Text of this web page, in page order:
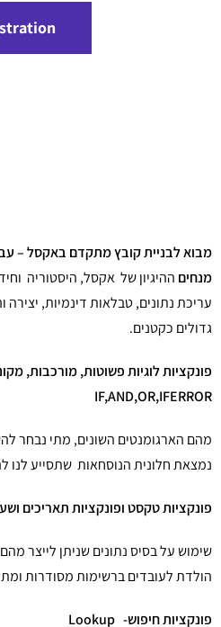
מבוא לבניית קובץ מתקדם באקסל –
מנחים ההיגיון של אקסל, היסטוריה
עריכת נתונים, טבלאות דינמיות, יצירה
גדולים כקטנים.
פונקציות לוגיות פשוטות, מורכבות,
IF,AND,OR,IFERROR
מהם הארגומנטים השונים, מתי נבחר
נמצאת חלונית הנוסחאות שתסייע לנו
פונקציות טקסט ופונקציות תאריכים
שימוש על בסיס נתונים שניתן לייצר
הולדת לעובדים ברשימות מסודרות
פונקציות חיפוש- Lookup